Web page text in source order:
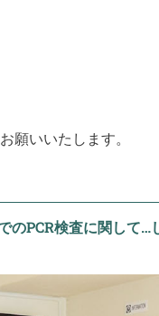
願いいたします。
のPCR検査に関して…